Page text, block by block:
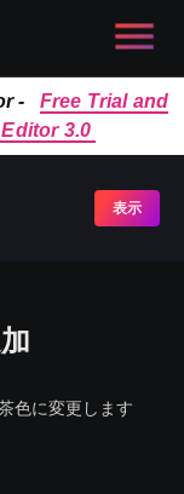
-
Free Trial and
3.0
表示
色に変更します